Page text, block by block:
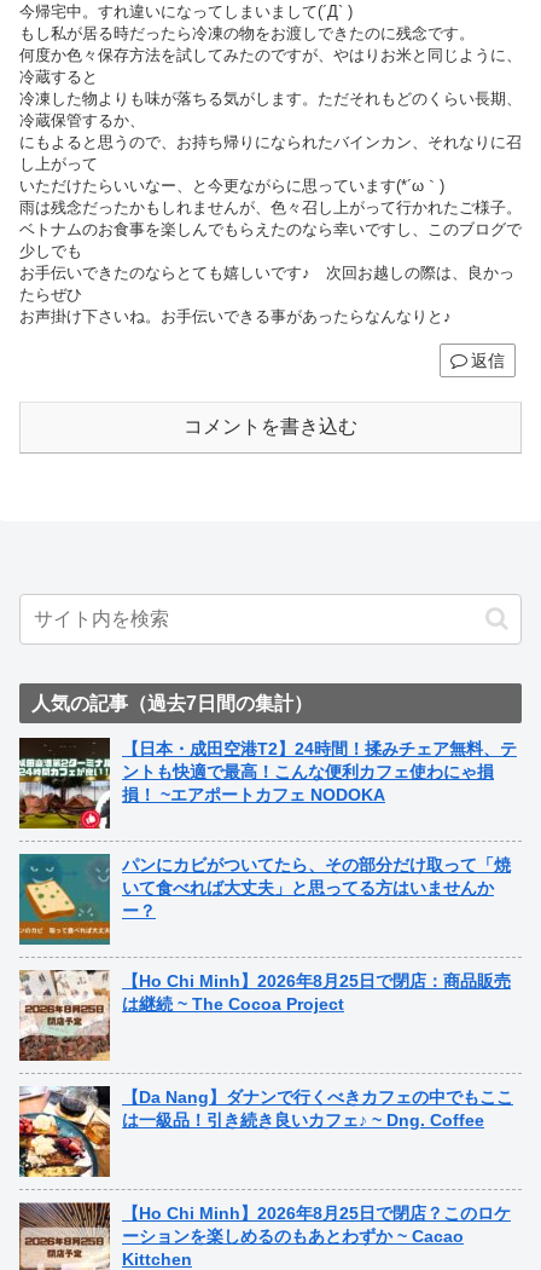
今帰宅中。すれ違いになってしまいまして(´Д` )
もし私が居る時だったら冷凍の物をお渡しできたのに残念です。
何度か色々保存方法を試してみたのですが、やはりお米と同じように、
冷蔵すると
冷凍した物よりも味が落ちる気がします。ただそれもどのくらい長期、
冷蔵保管するか、
にもよると思うので、お持ち帰りになられたバインカン、それなりに召
し上がって
いただけたらいいなー、と今更ながらに思っています(*´ω｀)
雨は残念だったかもしれませんが、色々召し上がって行かれたご様子。
ベトナムのお食事を楽しんでもらえたのなら幸いですし、このブログで
少しでも
お手伝いできたのならとても嬉しいです♪ 次回お越しの際は、良かっ
たらぜひ
お声掛け下さいね。お手伝いできる事があったらなんなりと♪
返信
コメントを書き込む
人気の記事（過去7日間の集計）
【日本・成田空港T2】24時間！揉みチェア無料、テ
ントも快適で最高！こんな便利カフェ使わにゃ損
損！ ~エアポートカフェ NODOKA
パンにカビがついてたら、その部分だけ取って「焼
いて食べれば大丈夫」と思ってる方はいませんか
ー？
【Ho Chi Minh】2026年8月25日で閉店：商品販売
は継続 ~ The Cocoa Project
【Da Nang】ダナンで行くべきカフェの中でもここ
は一級品！引き続き良いカフェ♪ ~ Dng. Coffee
【Ho Chi Minh】2026年8月25日で閉店？このロケ
ーションを楽しめるのもあとわずか ~ Cacao
Kittchen